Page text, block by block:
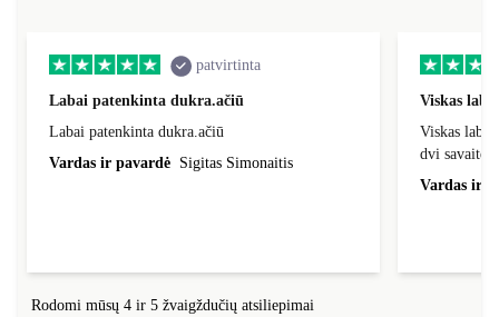
patvirtinta
Labai patenkinta dukra.ačiū
Labai patenkinta dukra.ačiū
Vardas ir pavardė Sigitas Simonaitis
Viskas
Viskas
dvi
Vardas ir
Rodomi mūsų 4 ir 5 žvaigždučių atsiliepimai